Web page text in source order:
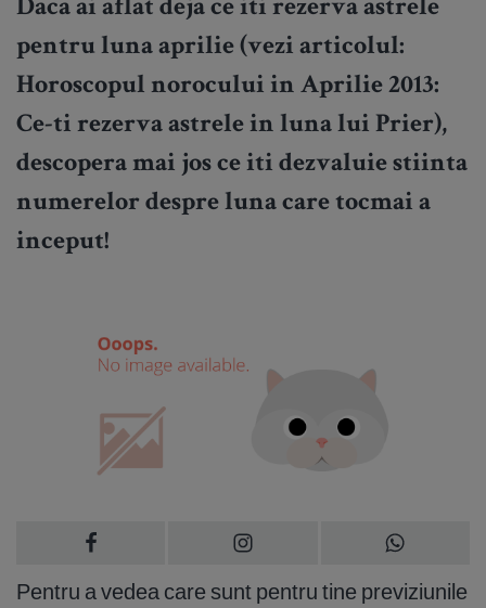
Daca ai aflat deja ce iti rezerva astrele
pentru luna aprilie (vezi articolul:
Horoscopul norocului in Aprilie 2013:
Ce-ti rezerva astrele in luna lui Prier),
descopera mai jos ce iti dezvaluie stiinta
numerelor despre luna care tocmai a
inceput!
Pentru a vedea care sunt pentru tine previziunile